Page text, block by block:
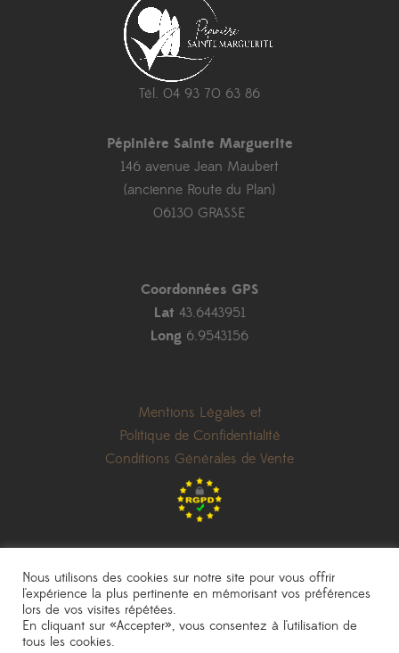
Tél. 04 93 70 63 86
Pépinière Sainte Marguerite
146 avenue Jean Maubert
(ancienne Route du Plan)
06130 GRASSE
Coordonnées GPS
Lat 43.6443951
Long 6.9543156
Mentions Légales et
Politique de Confidentialité
Conditions Générales de Vente
les prix indiqués sont donnés à titre indicatif et peuvent être modifiés sans
préavis
Nous utilisons des cookies sur notre site pour vous offrir
l'expérience la plus pertinente en mémorisant vos préférences
lors de vos visites répétées.
En cliquant sur «Accepter», vous consentez à l'utilisation de
tous les cookies.